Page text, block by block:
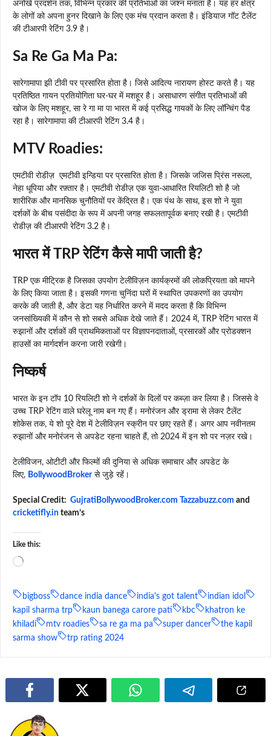
अनोखे प्रदर्शन तक, विभिन्न प्रकार की प्रतिभाओं का जश्न मनाता है। यह हर क्षेत्र
के लोगों को अपना हुनर ​​दिखाने के लिए एक मंच प्रदान करता है। इंडियाज गॉट टैलेंट
की टीआरपी रेटिंग 3.9 है।
Sa Re Ga Ma Pa:
सारेगामापा झी टीवी पर प्रसारित होता है। जिसे आदित्य नारायण होस्ट करते है। यह
प्रतिष्ठित गायन प्रतियोगिता घर-घर में मशहूर है। असाधारण संगीत प्रतिभाओं की
खोज के लिए मशहूर, सा रे गा मा पा भारत में कई प्रसिद्ध गायकों के लिए लॉन्चिंग पैड
रहा है। सारेगामापा की टीआरपी रेटिंग 3.4 है।
MTV Roadies:
एमटीवी रोडीज़ एमटीवी इन्डिया पर प्रसारित होता है। जिसके जजिस प्रिंस नरूला,
नेहा धूपिया और रफ़्तार है। एमटीवी रोडीज़ एक युवा-आधारित रियलिटी शो है जो
शारीरिक और मानसिक चुनौतियों पर केंद्रित है। एक पंथ के साथ, इस शो ने युवा
दर्शकों के बीच पसंदीदा के रूप में अपनी जगह सफलतापूर्वक बनाए रखी है। एमटीवी
रोडीज़ की टीआरपी रेटिंग 3.2 है।
भारत में TRP रेटिंग कैसे मापी जाती है?
TRP एक मीट्रिक है जिसका उपयोग टेलीविज़न कार्यक्रमों की लोकप्रियता को मापने
के लिए किया जाता है। इसकी गणना चुनिंदा घरों में स्थापित उपकरणों का उपयोग
करके की जाती है, और डेटा यह निर्धारित करने में मदद करता है कि विभिन्न
जनसांख्यिकी में कौन से शो सबसे अधिक देखे जाते हैं। 2024 में, TRP रेटिंग भारत में
रुझानों और दर्शकों की प्राथमिकताओं पर विज्ञापनदाताओं, प्रसारकों और प्रोडक्शन
हाउसों का मार्गदर्शन करना जारी रखेगी।
निष्कर्ष
भारत के इन टॉप 10 रियलिटी शो ने दर्शकों के दिलों पर कब्ज़ा कर लिया है। जिससे वे
उच्च TRP रेटिंग वाले घरेलू नाम बन गए हैं। मनोरंजन और ड्रामा से लेकर टैलेंट
शोकेस तक, ये शो पूरे देश में टेलीविज़न स्क्रीन पर छाए रहते हैं। अगर आप नवीनतम
रुझानों और मनोरंजन से अपडेट रहना चाहते हैं, तो 2024 में इन शो पर नज़र रखे।
टेलीविजन, ओटीटी और फिल्मों की दुनिया से अधिक समाचार और अपडेट के
लिए, BollywoodBrokerसे जुड़े रहें।
Special Credit: GujratiBollywoodBroker.com Tazzabuzz.com and
cricketifly.in team’s
Like this:
Loading…
bigboss dance india dance india's got talent
indian idol
kapil sharma trp
kaun banega carore pati kbc
khatron ke
khiladi
mtv roadies sa re ga ma pa super dancer
the kapil
sarma show
trp rating 2024